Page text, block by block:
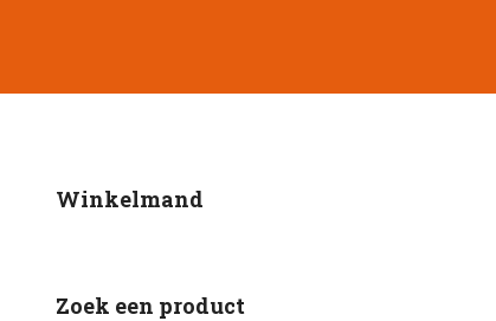
Winkelmand
Zoek een product